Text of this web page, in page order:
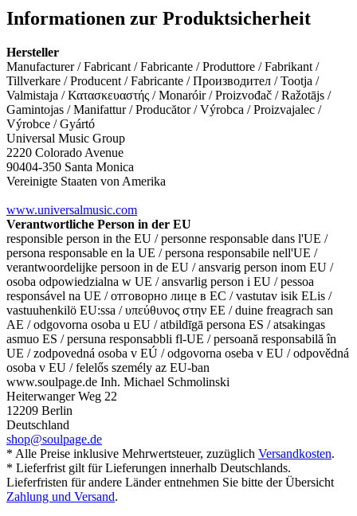
Informationen zur Produktsicherheit
Hersteller
Manufacturer / Fabricant / Fabricante / Produttore / Fabrikant /
Tillverkare / Producent / Fabricante / Производител / Tootja /
Valmistaja / Κατασκευαστής / Monaróir / Proizvođač / Ražotājs /
Gamintojas / Manifattur / Producător / Výrobca / Proizvajalec /
Výrobce / Gyártó
Universal Music Group
2220 Colorado Avenue
90404-350 Santa Monica
Vereinigte Staaten von Amerika
www.universalmusic.com
Verantwortliche Person in der EU
responsible person in the EU / personne responsable dans l'UE /
persona responsable en la UE / persona responsabile nell'UE /
verantwoordelijke persoon in de EU / ansvarig person inom EU /
osoba odpowiedzialna w UE / ansvarlig person i EU / pessoa
responsável na UE / отговорно лице в ЕС / vastutav isik ELis /
vastuuhenkilö EU:ssa / υπεύθυνος στην ΕΕ / duine freagrach san
AE / odgovorna osoba u EU / atbildīgā persona ES / atsakingas
asmuo ES / persuna responsabbli fl-UE / persoană responsabilă în
UE / zodpovedná osoba v EÚ / odgovorna oseba v EU / odpovědná
osoba v EU / felelős személy az EU-ban
www.soulpage.de Inh. Michael Schmolinski
Heiterwanger Weg 22
12209 Berlin
Deutschland
shop@soulpage.de
* Alle Preise inklusive Mehrwertsteuer, zuzüglich Versandkosten.
* Lieferfrist gilt für Lieferungen innerhalb Deutschlands.
Lieferfristen für andere Länder entnehmen Sie bitte der Übersicht
Zahlung und Versand.